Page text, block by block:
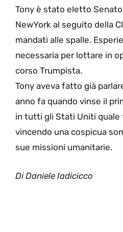
Tony è stato eletto
NewYork al seguito della
mandati alle spalle.
necessaria per lottare in
corso Trumpista.
Tony aveva fatto già
anno fa quando vinse il
in tutti gli Stati Uniti quale
vincendo una cospicua
sue missioni umanitarie.
Di Daniele Iadicicco